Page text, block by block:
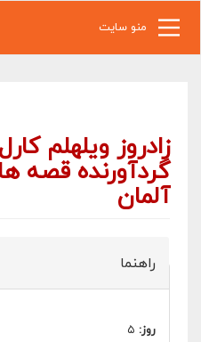
منو سایت
گردآورنده قصه
آلمان
راهنما
روز: ۵